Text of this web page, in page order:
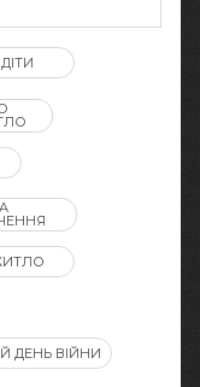
ДІТИ
ДЕНЬ ВІЙНИ